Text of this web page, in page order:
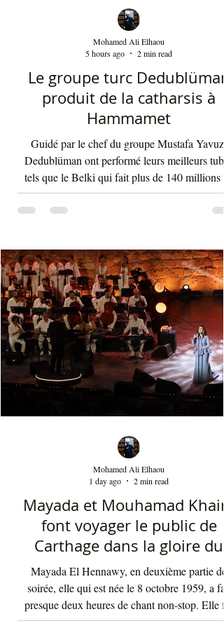
Le groupe turc Dedublüman
produit de la catharsis à
Hammamet
Guidé par le chef du groupe Mustafa Yavuz,
Dedublüman ont performé leurs meilleurs
font la gloire mondiale actuelle de cette bande.
musique de Dedublüman reflète bel et bien
l'identité turque, trouvant harmonieusement sa
place entre les civilisations orientale et
occidentale. Le son de la clarinette est à
d'un cri d'un loup sur les montagnes.
Dédublüm
Mohamed Ali Elhaou
5 hours ago
2 min read
Mayada et Mouhamad Khairy
font voyager le public de
Carthage dans la gloire du
chant et de la musique
Mayada El Hennawy, en deuxième partie de
Mohamed Ali Elhaou
1 day ago
2 min read